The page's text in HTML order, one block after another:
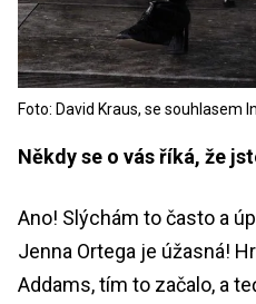
Foto: David Kraus, se souhlasem
Někdy se o vás říká, že
Ano! Slýchám to často a
Jenna Ortega je úžasná!
Addams, tím to začalo, a